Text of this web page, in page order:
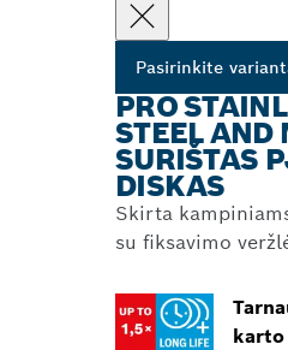
Pasirinkite
PRO
STEEL AND
SURIŠTAS
DISKAS
Skirta
su fiksavimo